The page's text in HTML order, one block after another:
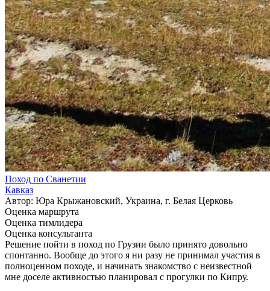
Поход по Сванетии
Кавказ
Автор: Юра Крыжановский, Украина, г. Белая Церковь
Оценка маршрута
Оценка тимлидера
Оценка консультанта
Решение пойти в поход по Грузии было принято довольно
спонтанно. Вообще до этого я ни разу не принимал участия в
полноценном походе, и начинать знакомство с неизвестной
мне доселе активностью планировал с прогулки по Кипру.